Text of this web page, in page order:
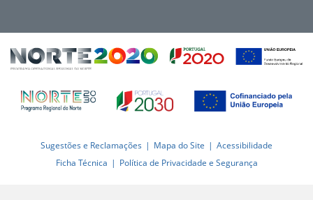
Sugestões e Reclamações Mapa do Site
Acessibilidade
Ficha Técnica
Política de Privacidade e Segurança